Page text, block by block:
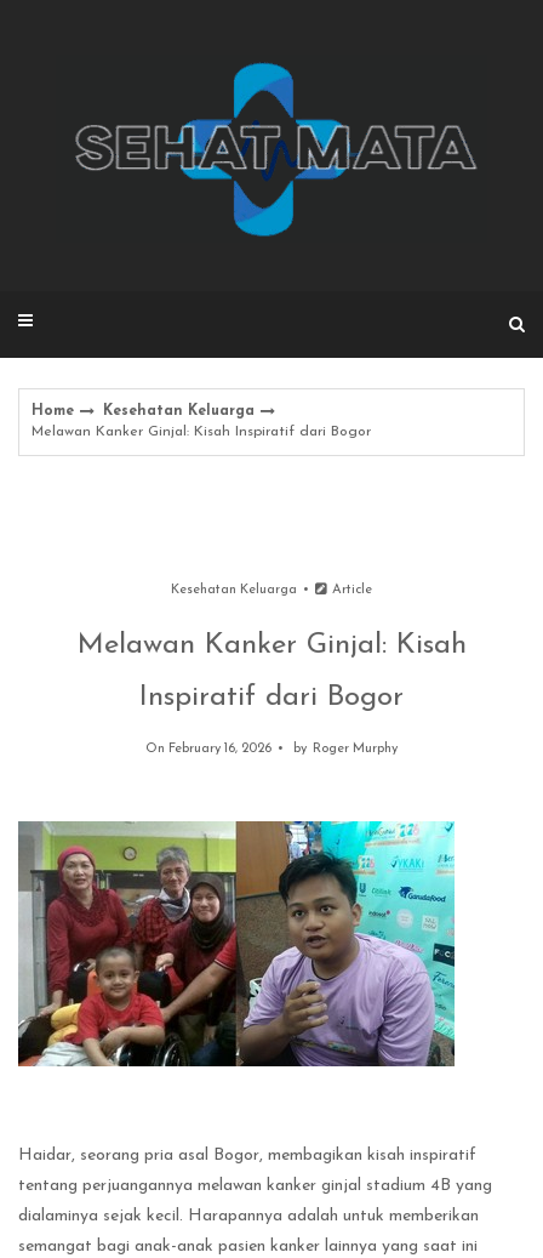
Home
Kesehatan Keluarga
Melawan Kanker Ginjal: Kisah Inspiratif dari Bogor
Kesehatan Keluarga Article
Melawan Kanker Ginjal: Kisah
Inspiratif dari Bogor
On February 16, 2026 by Roger Murphy
Haidar, seorang pria asal Bogor, membagikan kisah inspiratif
tentang perjuangannya melawan kanker ginjal stadium 4B yang
dialaminya sejak kecil. Harapannya adalah untuk memberikan
semangat bagi anak-anak pasien kanker lainnya yang saat ini